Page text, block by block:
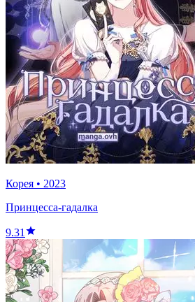
Корея • 2023
Принцесса-гадалка
9.31